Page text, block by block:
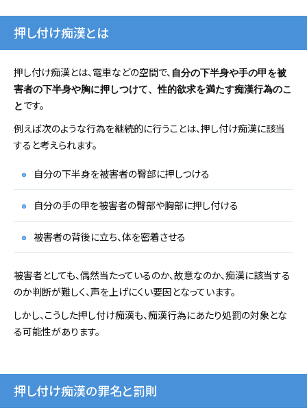
押し付け痴漢とは
押し付け痴漢とは、電車などの空間で、 自分の下半身や手の甲を被
害者の下半身や胸に押しつけて、性的欲求を満たす痴漢行為のこ
と です。
例えば次のような行為を継続的に行うことは、押し付け痴漢に該当
すると考えられます。
自分の下半身を被害者の臀部に押しつける
自分の手の甲を被害者の臀部や胸部に押し付ける
被害者の背後に立ち、体を密着させる
被害者としても、偶然当たっているのか、故意なのか、痴漢に該当する
のか判断が難しく、声を上げにくい要因となっています。
しかし、こうした押し付け痴漢も、痴漢行為にあたり処罰の対象とな
る可能性があります。
押し付け痴漢の罪名と罰則